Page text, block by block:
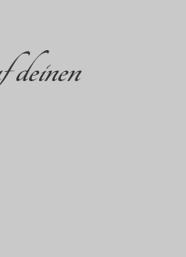
deinen